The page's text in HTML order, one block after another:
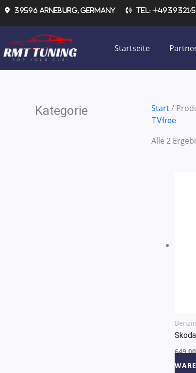
Zum39596 Arneburg, Germany Tel: +4939321/
Startseite
Kategorie Start/
TVfree
Alle 2